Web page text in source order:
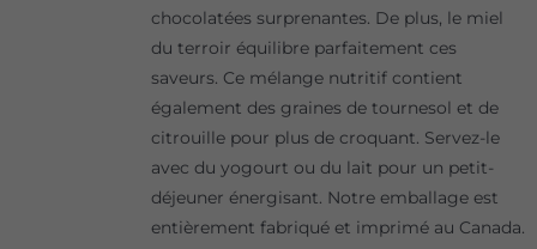
chocolatées surprenantes. De plus, le miel
du terroir équilibre parfaitement ces
saveurs. Ce mélange nutritif contient
également des graines de tournesol et de
citrouille pour plus de croquant. Servez-le
avec du yogourt ou du lait pour un petit-
déjeuner énergisant. Notre emballage est
entièrement fabriqué et imprimé au Canada.